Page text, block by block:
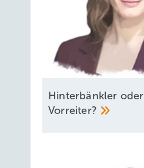
Hinterbänkler oder
Vorreiter?